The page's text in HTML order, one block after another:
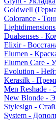
Goldwell
Colorance -
Dualsenses -
Elixir -
Elumen -
Elumen Care -
Evolution -
Kerasilk -
Men Reshade -
New Blonde -
Stylesign -
System -